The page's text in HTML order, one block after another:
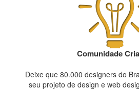
Comunidade
Deixe que 80.000 designers do
seu projeto de design e web